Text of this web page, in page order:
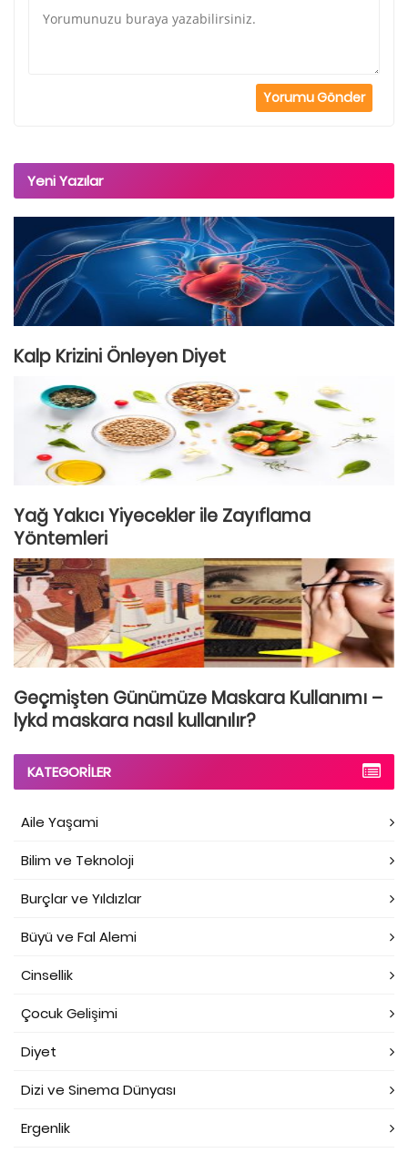
Yeni Yazılar
Kalp Krizini Önleyen Diyet
Yağ Yakıcı Yiyecekler ile Zayıflama
Yöntemleri
Geçmişten Günümüze Maskara Kullanımı –
lykd maskara nasıl kullanılır?
KATEGORILER
Aile Yaşami
Bilim ve Teknoloji
Burçlar ve Yıldızlar
Büyü ve Fal Alemi
Cinsellik
Çocuk Gelişimi
Diyet
Dizi ve Sinema Dünyası
Ergenlik